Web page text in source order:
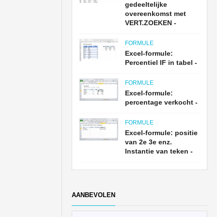
gedeeltelijke
overeenkomst met
VERT.ZOEKEN -
FORMULE
Excel-formule:
Percentiel IF in tabel -
FORMULE
Excel-formule:
percentage verkocht -
FORMULE
Excel-formule: positie
van 2e 3e enz.
Instantie van teken -
AANBEVOLEN